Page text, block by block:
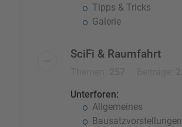
Tipps & Tricks
Galerie
SciFi & Raumfahrt
Unterforen:
Allgemeines
Bausatzvorstellungen